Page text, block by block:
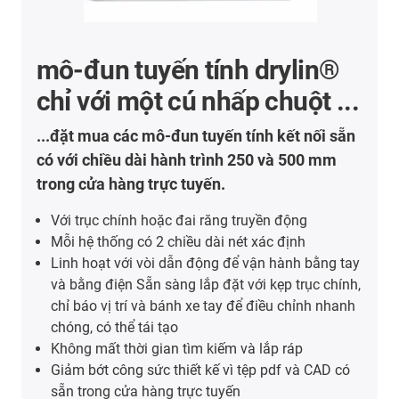
mô-đun tuyến tính drylin®
chỉ với một cú nhấp chuột ...
...đặt mua các mô-đun tuyến tính kết nối sẵn
có với chiều dài hành trình 250 và 500 mm
trong cửa hàng trực tuyến.
Với trục chính hoặc đai răng truyền động
Mỗi hệ thống có 2 chiều dài nét xác định
Linh hoạt với vòi dẫn động để vận hành bằng tay
và bằng điện Sẵn sàng lắp đặt với kẹp trục chính,
chỉ báo vị trí và bánh xe tay để điều chỉnh nhanh
chóng, có thể tái tạo
Không mất thời gian tìm kiếm và lắp ráp
Giảm bớt công sức thiết kế vì tệp pdf và CAD có
sẵn trong cửa hàng trực tuyến